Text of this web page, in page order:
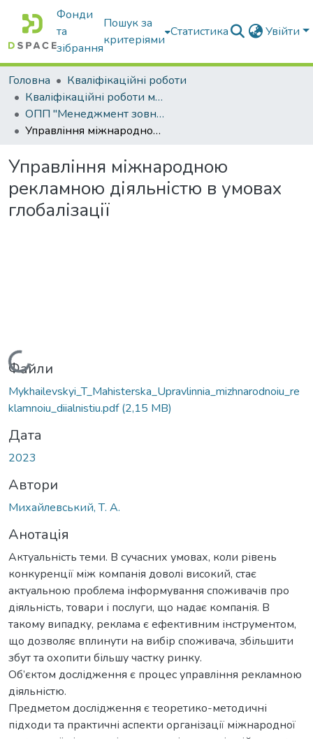
Фонди
та
зібрання
Пошук за
критеріями
Статистика Увійти
Головна
Кваліфікаційні роботи
Кваліфікаційні роботи магістрів
ОПП "Менеджмент зовнішньоекономічної діяльності"
Управління міжнародною рекламною діяльністю в умовах глобалізації
Управління міжнародною
рекламною діяльністю в умовах
глобалізації
Вантажиться...
Файли
Mykhailevskyi_T_Mahisterska_Upravlinnia_mizhnarodnoiu_re
klamnoiu_diialnistiu.pdf(2,15 MB)
Дата
2023
Автори
Михайлевський, Т. А.
Анотація
Актуальність теми. В сучасних умовах, коли рівень
конкуренції між компанія доволі високий, стає
актуальною проблема інформування споживачів про
діяльність, товари і послуги, що надає компанія. В
такому випадку, реклама є ефективним інструментом,
що дозволяє вплинути на вибір споживача, збільшити
збут та охопити більшу частку ринку.
Об’єктом дослідження є процес управління рекламною
діяльністю.
Предметом дослідження є теоретико-методичні
підходи та практичні аспекти організації міжнародної